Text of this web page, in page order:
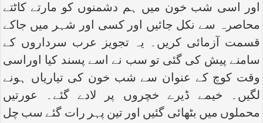
اور اسی شب خون میں ہم دشمنوں کو مارتے کاٹتے
محاصرہ سے نکل جائیں اور کسی اور شہر میں جاکے
قسمت آزمائی کریں۔ یہ تجویز عرب سرداروں کے
سامنے پیش کی گئی تو سب نے اسے پسند کیا اوراسی
وقت کوچ کے عنوان سے شب خون کی تیاریاں ہونے
لگیں۔ خیمے ڈیرے خچروں پر لادے گئے۔ عورتیں
محملوں میں بٹھائی گئیں اور تین پہر رات گئے سب چل